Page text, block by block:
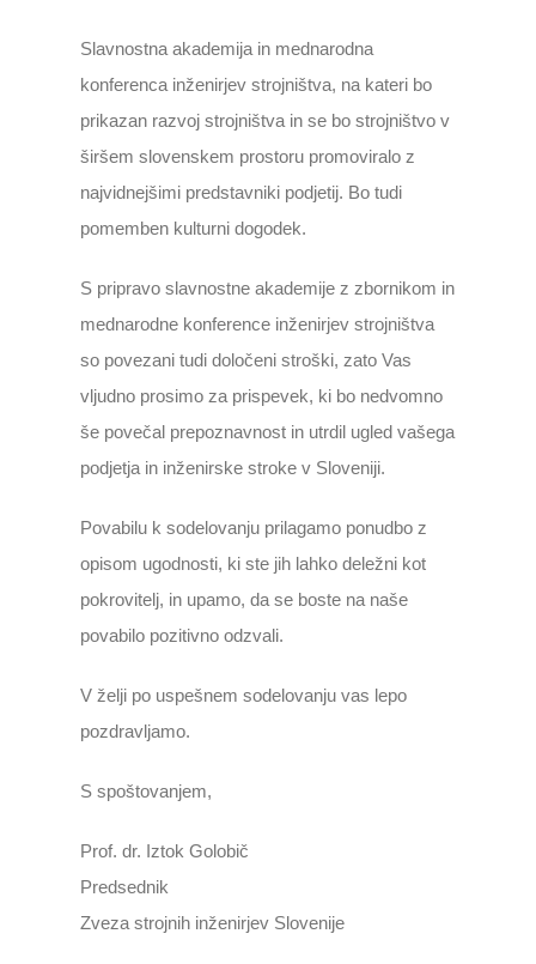
Slavnostna akademija in mednarodna
konferenca inženirjev strojništva, na kateri bo
prikazan razvoj strojništva in se bo strojništvo v
širšem slovenskem prostoru promoviralo z
najvidnejšimi predstavniki podjetij. Bo tudi
pomemben kulturni dogodek.
S pripravo slavnostne akademije z zbornikom in
mednarodne konference inženirjev strojništva
so povezani tudi določeni stroški, zato Vas
vljudno prosimo za prispevek, ki bo nedvomno
še povečal prepoznavnost in utrdil ugled vašega
podjetja in inženirske stroke v Sloveniji.
Povabilu k sodelovanju prilagamo ponudbo z
opisom ugodnosti, ki ste jih lahko deležni kot
pokrovitelj, in upamo, da se boste na naše
povabilo pozitivno odzvali.
V želji po uspešnem sodelovanju vas lepo
pozdravljamo.
S spoštovanjem,
Prof. dr. Iztok Golobič
Predsednik
Zveza strojnih inženirjev Slovenije